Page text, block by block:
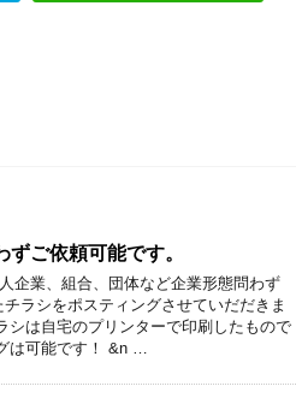
ずご依頼可能です。
企業、組合、団体など企業形態問わず
チラシをポスティングさせていだだきま
シは自宅のプリンターで印刷したもので
は可能です！ &n …